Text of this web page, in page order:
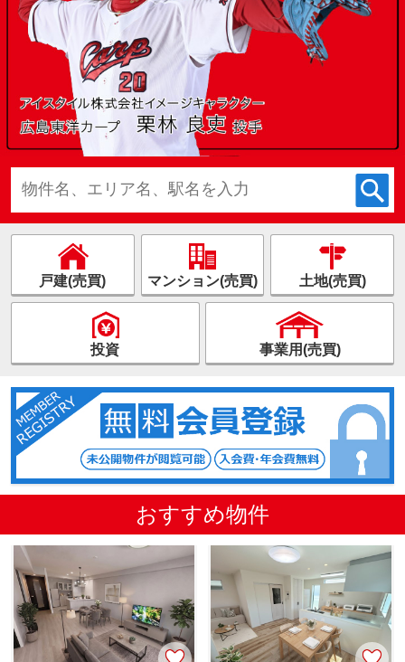
戸建(売買) マンション(売買) 土地(売買)
投資 事業用(売買)
おすすめ物件